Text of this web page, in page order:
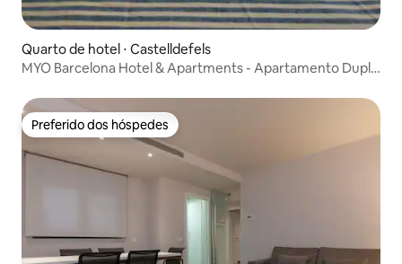
Quarto de hotel ⋅ Castelldefels
MYO Barcelona Hotel & Apartments - Apartamento Duplo
Preferido dos hóspedes
Preferido dos hóspedes